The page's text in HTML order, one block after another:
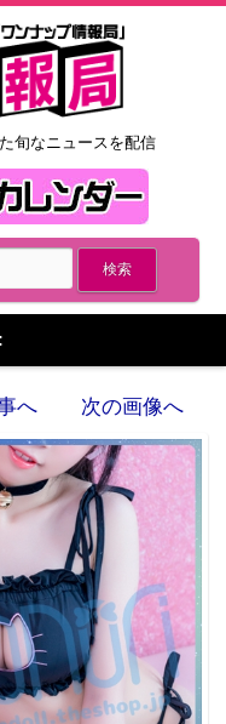
旬なニュースを配信
へ 次の画像へ